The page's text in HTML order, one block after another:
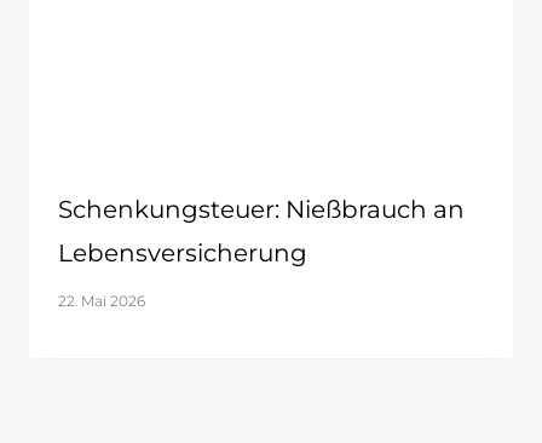
Schenkungsteuer: Nießbrauch an
Lebensversicherung
22. Mai 2026